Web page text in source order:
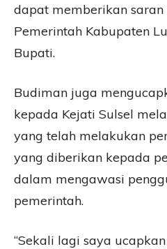
dapat memberikan
Pemerintah Kabupaten
Bupati.
Budiman juga
kepada Kejati Sulsel
yang telah melakukan
yang diberikan kepada
dalam mengawasi
pemerintah.
“Sekali lagi saya